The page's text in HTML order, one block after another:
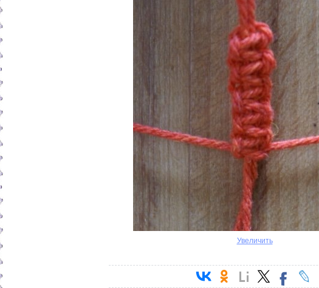
Увеличить